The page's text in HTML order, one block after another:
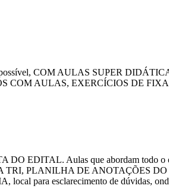
COM AULAS SUPER
COM AULAS, EXERCÍCIOS DE
DO EDITAL. Aulas que abordam todo
PLANILHA DE ANOTAÇÕES DO
para esclarecimento de dúvidas,